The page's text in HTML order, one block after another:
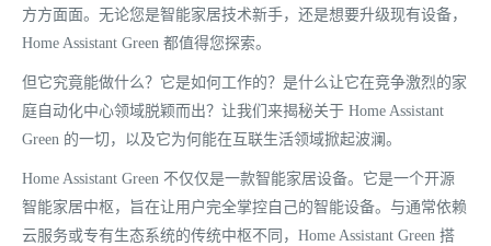
方方面面。无论您是智能家居技术新手，还是想要升级现有设备，
Home Assistant Green 都值得您探索。
但它究竟能做什么？它是如何工作的？是什么让它在竞争激烈的家
庭自动化中心领域脱颖而出？让我们来揭秘关于 Home Assistant
Green 的一切，以及它为何能在互联生活领域掀起波澜。
Home Assistant Green 不仅仅是一款智能家居设备。它是一个开源
智能家居中枢，旨在让用户完全掌控自己的智能设备。与通常依赖
云服务或专有生态系统的传统中枢不同，Home Assistant Green 搭